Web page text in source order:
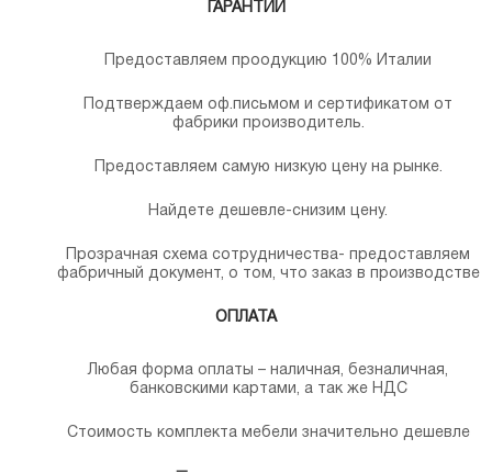
ГАРАНТИИ
Предоставляем проодукцию 100% Италии
Подтверждаем оф.письмом и сертификатом от
фабрики производитель.
Предоставляем самую низкую цену на рынке.
Найдете дешевле-снизим цену.
Прозрачная схема сотрудничества- предоставляем
фабричный документ, о том, что заказ в производстве
ОПЛАТА
Любая форма оплаты – наличная, безналичная,
банковскими картами, а так же НДС
Стоимость комплекта мебели значительно дешевле